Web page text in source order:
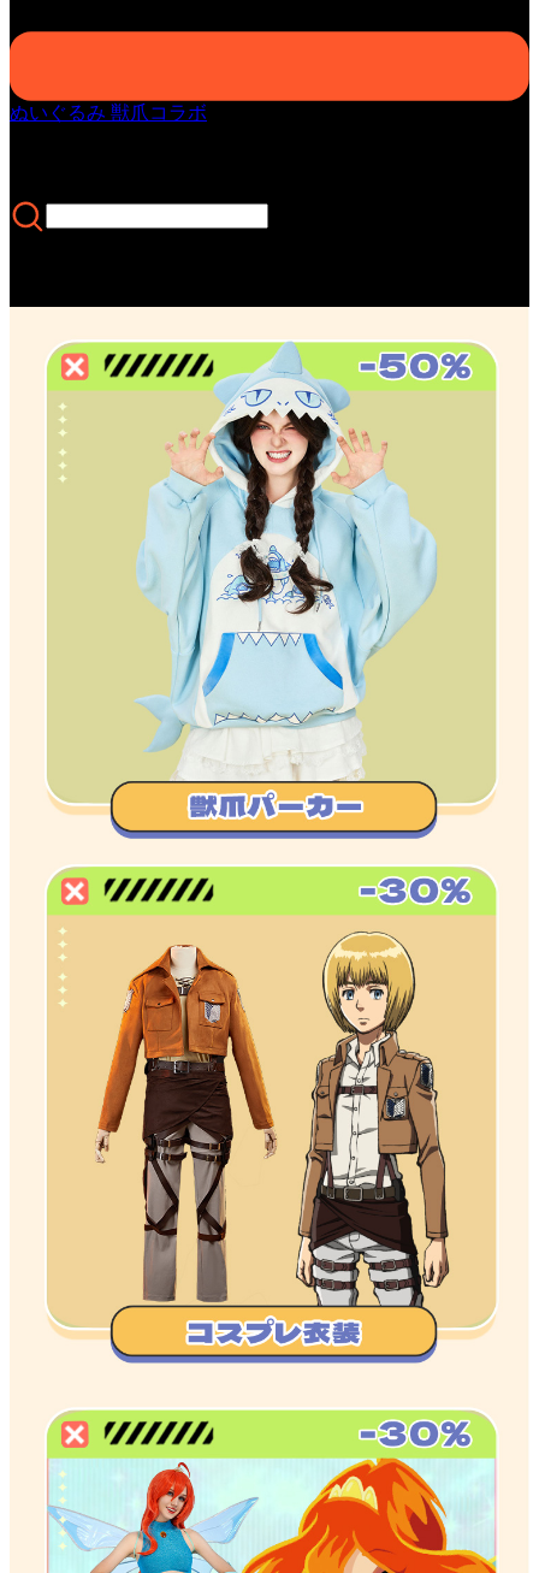
ぬいぐるみ 獣爪コラボ